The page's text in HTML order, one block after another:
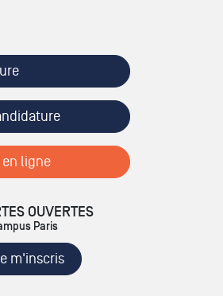
en ligne
OUVERTES
Paris
m'inscris